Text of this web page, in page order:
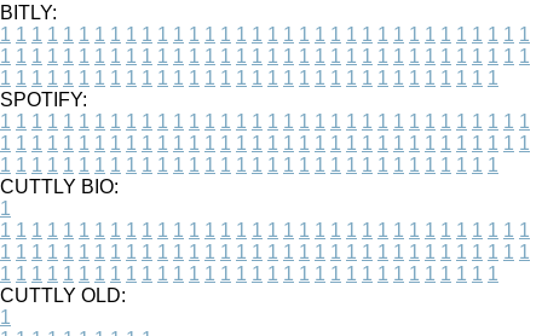
BITLY:
1 1 1 1 1 1 1 1 1 1 1 1 1 1 1 1 1 1 1 1 1 1 1 1 1 1 1 1 1 1 1 1 1 1
1 1 1 1 1 1 1 1 1 1 1 1 1 1 1 1 1 1 1 1 1 1 1 1 1 1 1 1 1 1 1 1 1 1
1 1 1 1 1 1 1 1 1 1 1 1 1 1 1 1 1 1 1 1 1 1 1 1 1 1 1 1 1 1 1 1
SPOTIFY:
1 1 1 1 1 1 1 1 1 1 1 1 1 1 1 1 1 1 1 1 1 1 1 1 1 1 1 1 1 1 1 1 1 1
1 1 1 1 1 1 1 1 1 1 1 1 1 1 1 1 1 1 1 1 1 1 1 1 1 1 1 1 1 1 1 1 1 1
1 1 1 1 1 1 1 1 1 1 1 1 1 1 1 1 1 1 1 1 1 1 1 1 1 1 1 1 1 1 1 1
CUTTLY BIO:
1
1 1 1 1 1 1 1 1 1 1 1 1 1 1 1 1 1 1 1 1 1 1 1 1 1 1 1 1 1 1 1 1 1 1
1 1 1 1 1 1 1 1 1 1 1 1 1 1 1 1 1 1 1 1 1 1 1 1 1 1 1 1 1 1 1 1 1 1
1 1 1 1 1 1 1 1 1 1 1 1 1 1 1 1 1 1 1 1 1 1 1 1 1 1 1 1 1 1 1 1
CUTTLY OLD:
1